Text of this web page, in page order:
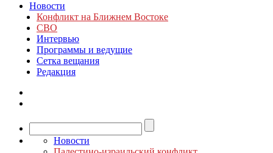
Новости
Конфликт на Ближнем Востоке
СВО
Интервью
Программы и ведущие
Сетка вещания
Редакция
Новости